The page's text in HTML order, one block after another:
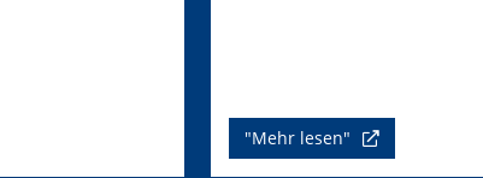
"Mehr lesen"